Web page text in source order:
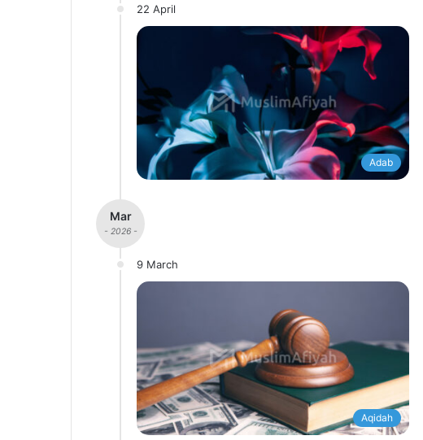
22 April
Adab
Mar
- 2026 -
9 March
Aqidah